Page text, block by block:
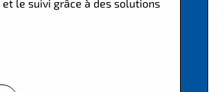
le suivi grâce à des solutions